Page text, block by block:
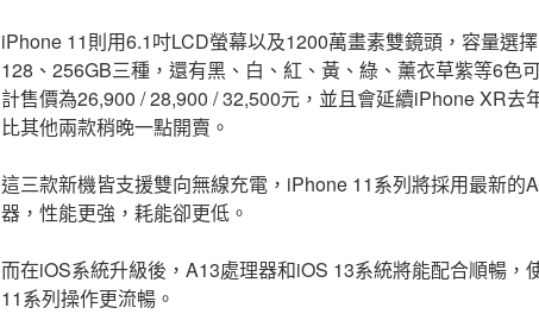
iPhone 11則用6.1吋LCD螢幕以及1200萬畫素雙鏡頭，容量選擇
128、256GB三種，還有黑、白、紅、黃、綠、薰衣草紫等6色
計售價為26,900 / 28,900 / 32,500元，並且會延續iPhone XR去
比其他兩款稍晚一點開賣。
這三款新機皆支援雙向無線充電，iPhone 11系列將採用最新的
器，性能更強，耗能卻更低。
而在iOS系統升級後，A13處理器和iOS 13系統將能配合順暢，
11系列操作更流暢。